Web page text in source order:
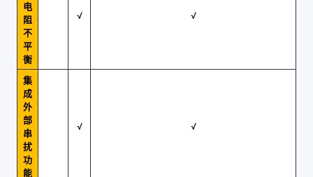
电
阻
不
平
衡
√ √
集
成
外
部
串
扰
功
能
√ √